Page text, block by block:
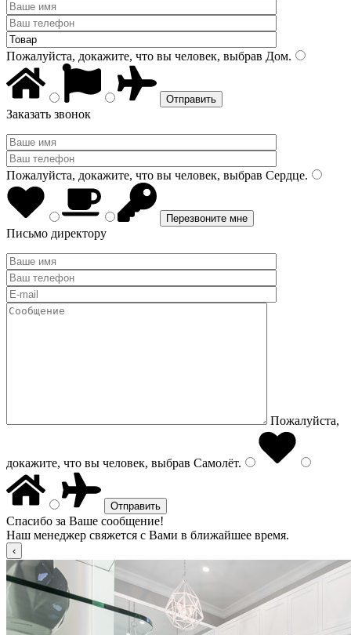
Пожалуйста, докажите, что вы человек, выбрав Дом.
Заказать звонок
Пожалуйста, докажите, что вы человек, выбрав Сердце.
Письмо директору
Пожалуйста,
докажите, что вы человек, выбрав Самолёт.
Спасибо за Ваше сообщение!
Наш менеджер свяжется с Вами в ближайшее время.